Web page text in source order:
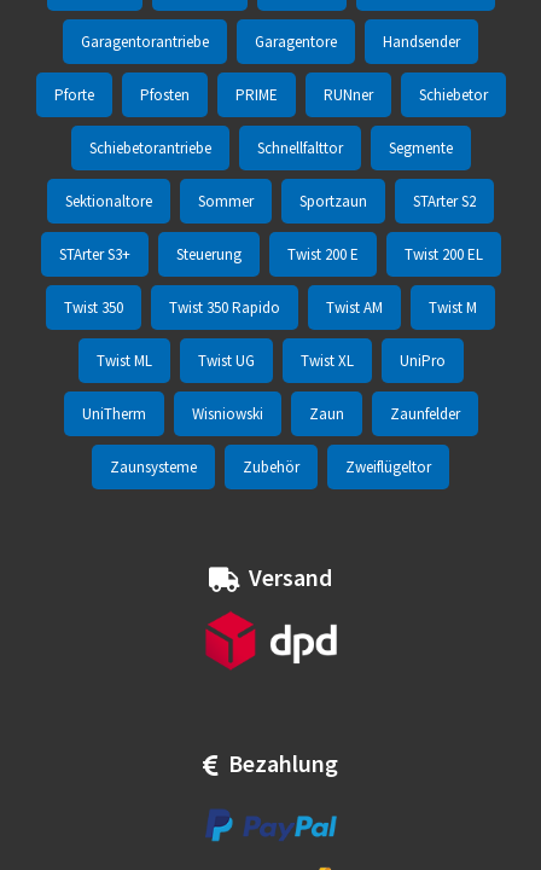
Garagentorantriebe Garagentore Handsender
Pforte Pfosten PRIME RUNner Schiebetor
Schiebetorantriebe Schnellfalttor Segmente
Sektionaltore Sommer Sportzaun STArter S2
STArter S3+ Steuerung Twist 200 E Twist 200 EL
Twist 350 Twist 350 Rapido Twist AM Twist M
Twist ML Twist UG Twist XL UniPro
UniTherm Wisniowski Zaun Zaunfelder
Zaunsysteme Zubehör Zweiflügeltor
Versand
Bezahlung